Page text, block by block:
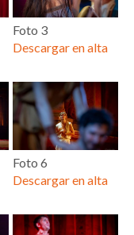
Foto 3
Descargar en alta
Foto 6
Descargar en alta